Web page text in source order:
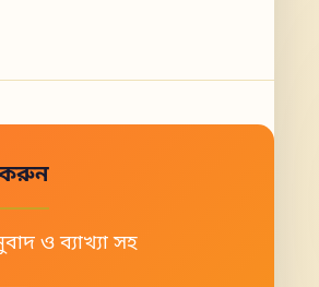
করুন
ও ব্যাখ্যা সহ